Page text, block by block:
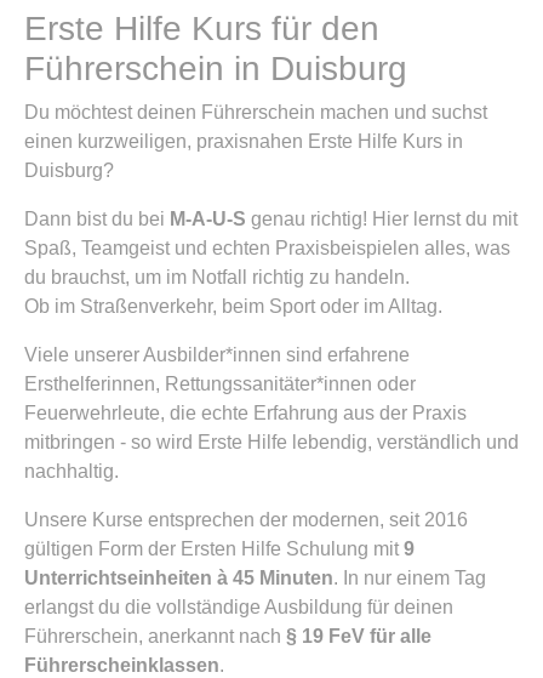
Erste Hilfe Kurs für den
Führerschein in Duisburg
Du möchtest deinen Führerschein machen und suchst
einen kurzweiligen, praxisnahen Erste Hilfe Kurs in
Duisburg?
Dann bist du bei M-A-U-S genau richtig! Hier lernst du mit
Spaß, Teamgeist und echten Praxisbeispielen alles, was
du brauchst, um im Notfall richtig zu handeln.
Ob im Straßenverkehr, beim Sport oder im Alltag.
Viele unserer Ausbilder*innen sind erfahrene
Ersthelferinnen, Rettungssanitäter*innen oder
Feuerwehrleute, die echte Erfahrung aus der Praxis
mitbringen - so wird Erste Hilfe lebendig, verständlich und
nachhaltig.
Unsere Kurse entsprechen der modernen, seit 2016
gültigen Form der Ersten Hilfe Schulung mit 9
Unterrichtseinheiten à 45 Minuten. In nur einem Tag
erlangst du die vollständige Ausbildung für deinen
Führerschein, anerkannt nach § 19 FeV für alle
Führerscheinklassen.